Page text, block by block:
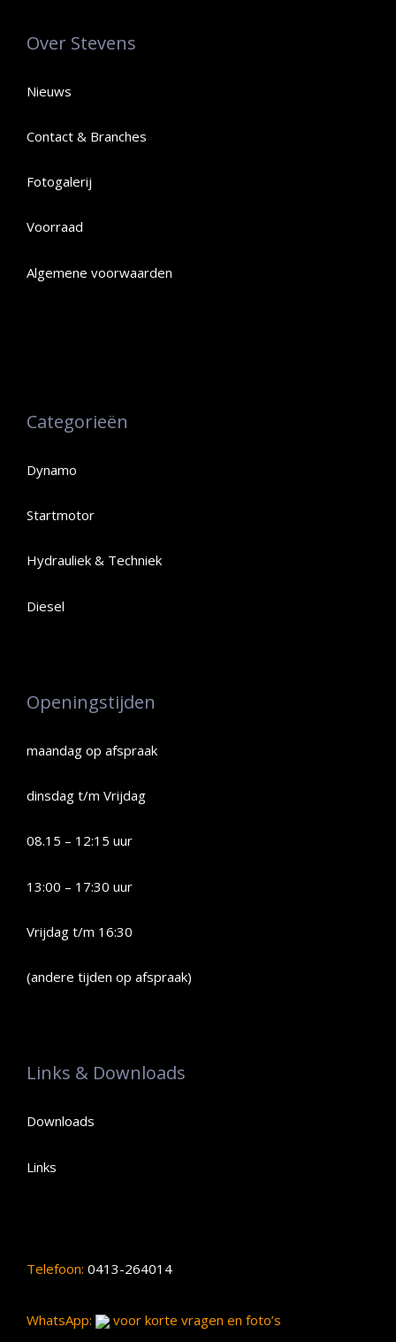
Over Stevens
Nieuws
Contact & Branches
Fotogalerij
Voorraad
Algemene voorwaarden
Categorieën
Dynamo
Startmotor
Hydrauliek & Techniek
Diesel
Openingstijden
maandag op afspraak
dinsdag t/m Vrijdag
08.15 – 12:15 uur
13:00 – 17:30 uur
Vrijdag t/m 16:30
(andere tijden op afspraak)
Links & Downloads
Downloads
Links
Telefoon: 0413-264014
WhatsApp: voor korte vragen en foto’s